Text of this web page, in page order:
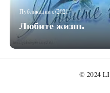
Публикации c/2021
Любите жизнь
© 2024